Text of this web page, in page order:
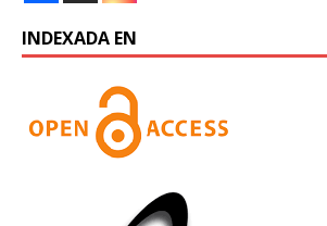
INDEXADA EN